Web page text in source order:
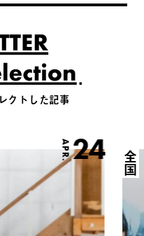
クトした記事
APR.24 全国